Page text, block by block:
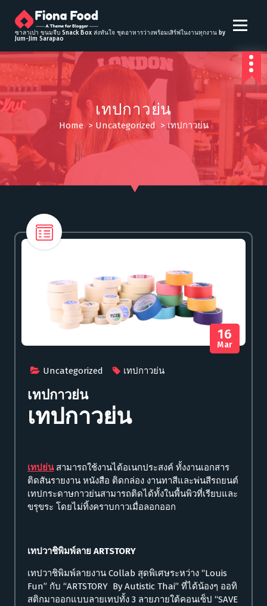
t
o
c
o
n
e
t
ซาลาเปา ขนมจีบ Snack Box ส่งทันใจ ชุดอาหารว่างพร้อมเสิร์ฟในงานทุกงาน by
Jum-Jim Sarapao
เทปกาวย่น
Home> Uncategorized>เทปกาวย่น
Uncategorized เทปกาวย่น
16
Mar
เทปกาวย่น
เทปกาวย่น
เทปย่นสามารถใช้งานได้อเนกประสงค์ ทั้งงานเอกสาร
ติดสันรายงาน หนังสือ ติดกล่อง งานทาสีและพ่นสีรถยนต์
เทปกระดาษกาวย่นสามารถติดได้ทั้งในพื้นพิวที่เรียบและ
ขรุขระ โดยไม่ทิ้งคราบกาวเมื่อลอกออก
เทปวาชิพิมพ์ลาย ARTSTORY
เทปวาชิพิมพ์ลายงาน Collab สุดพิเศษระหว่าง “Louis
Fun” กับ “ARTSTORY By Autistic Thai” ที่ได้น้องๆ ออทิ
สติกมาออกแบบลายเทปทั้ง 3 ลายภายใต้คอนเซ็ป “SAVE